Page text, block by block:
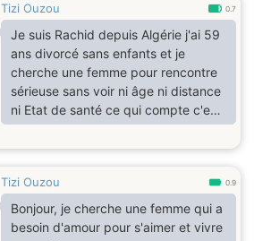
Tizi Ouzou 0.7
Je suis Rachid depuis Algérie j'ai 59
ans divorcé sans enfants et je
cherche une femme pour rencontre
sérieuse sans voir ni âge ni distance
ni Etat de santé ce qui compte c'est
notre amour ensemble
Tizi Ouzou 0.9
Bonjour, je cherche une femme qui a
besoin d'amour pour s'aimer et vivre